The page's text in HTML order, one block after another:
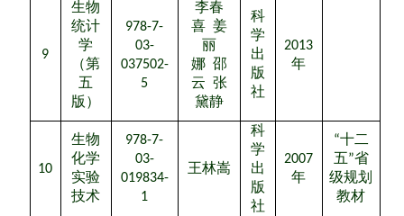
9
生物
统计
学
（第
五
版）
978-7-
03-
037502-
5
李春
喜 姜
丽
娜 邵
云 张
黛静
科
学
出
版
社
2013
年
10
生物
化学
实验
技术
978-7-
03-
019834-
1
王林嵩
科
学
出
版
社
2007
年
“十二
五”省
级规划
教材